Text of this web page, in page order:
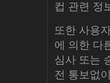
컵 관련 정
또한 사용
에 의한 다
심사 또는
전 통보없